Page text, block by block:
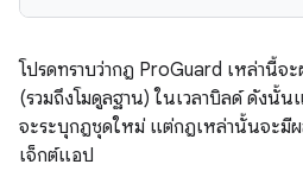
โปรดทราบว่ากฎ ProGuard เหล่านี้จ
(รวมถึงโมดูลฐาน) ในเวลาบิลด์ ดังนั้น
จะระบุกฎชุดใหม่ แต่กฎเหล่านั้นจะมี
เจ็กต์แอป